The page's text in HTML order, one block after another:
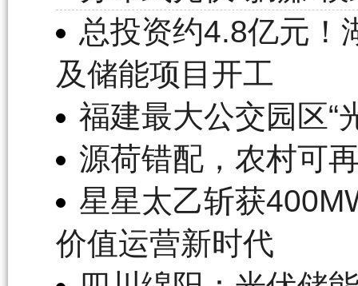
总投资约4.8亿元！
及储能项目开工
福建最大公交园区“
源荷错配，农村可
星星太乙斩获
价值运营新时代